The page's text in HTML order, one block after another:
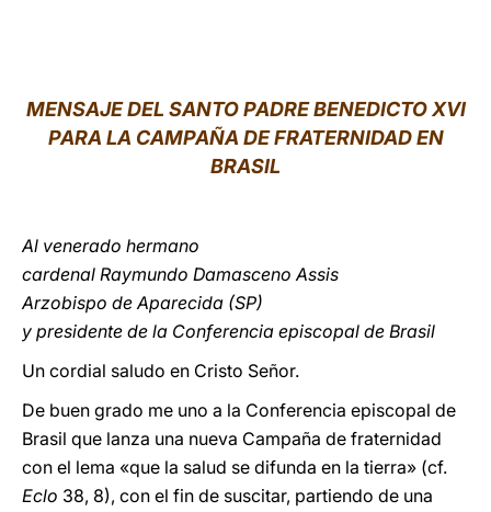
中文
MENSAJE DEL SANTO PADRE BENEDICTO XVI
PARA LA CAMPAÑA DE FRATERNIDAD EN
BRASIL
Al venerado hermano
cardenal Raymundo Damasceno Assis
Arzobispo de Aparecida (SP)
y presidente de la Conferencia episcopal de Brasil
Un cordial saludo en Cristo Señor.
De buen grado me uno a la Conferencia episcopal de
Brasil que lanza una nueva Campaña de fraternidad
con el lema «que la salud se difunda en la tierra» (cf.
Eclo 38, 8), con el fin de suscitar, partiendo de una